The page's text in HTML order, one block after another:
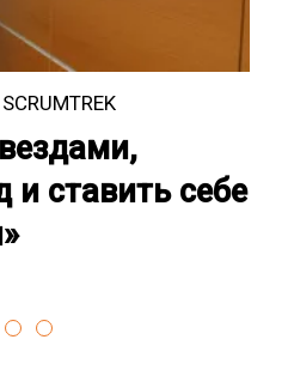
и ставить себе